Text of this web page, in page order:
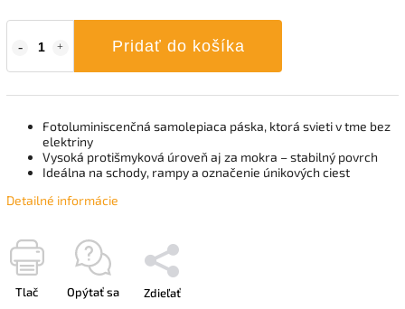
Pridať do košíka
Fotoluminiscenčná samolepiaca páska, ktorá svieti v tme bez
elektriny
Vysoká protišmyková úroveň aj za mokra – stabilný povrch
Ideálna na schody, rampy a označenie únikových ciest
Detailné informácie
Tlač Opýtať sa Zdieľať